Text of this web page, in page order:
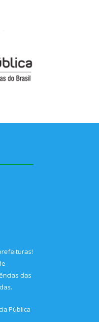
!
das
Pública